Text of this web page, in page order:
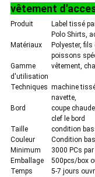
vêtement
Produit
Label tissé
Polo Shirts,
Matériaux
Polyester,
poissons
Gamme
d'utilisation
vêtement,
Techniques machine
navette,
Bord
coupe
clef le bord
Taille
condition
Couleur
Condition
Minimum
3000 PCs
Emballage
500pcs/box
Temps
5-7 jours